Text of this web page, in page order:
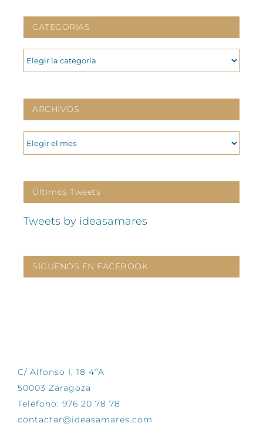
CATEGORIAS
CATEGORIAS
ARCHIVOS
ARCHIVOS
Últimos Tweets
Tweets by ideasamares
SÍGUENOS EN FACEBOOK
C/ Alfonso I, 18 4ºA
50003 Zaragoza
Teléfono: 976 20 78 78
contactar@ideasamares.com